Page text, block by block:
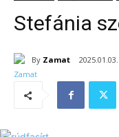
Stefánia
By Zamat 2025.01.03.